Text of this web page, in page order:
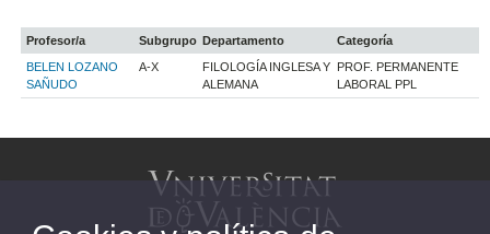
Profesor/a Subgrupo Departamento
Categoría
BELEN LOZANO
SAÑUDO
A-X
FILOLOGÍA INGLESA Y
ALEMANA
PROF. PERMANENTE
LABORAL PPL